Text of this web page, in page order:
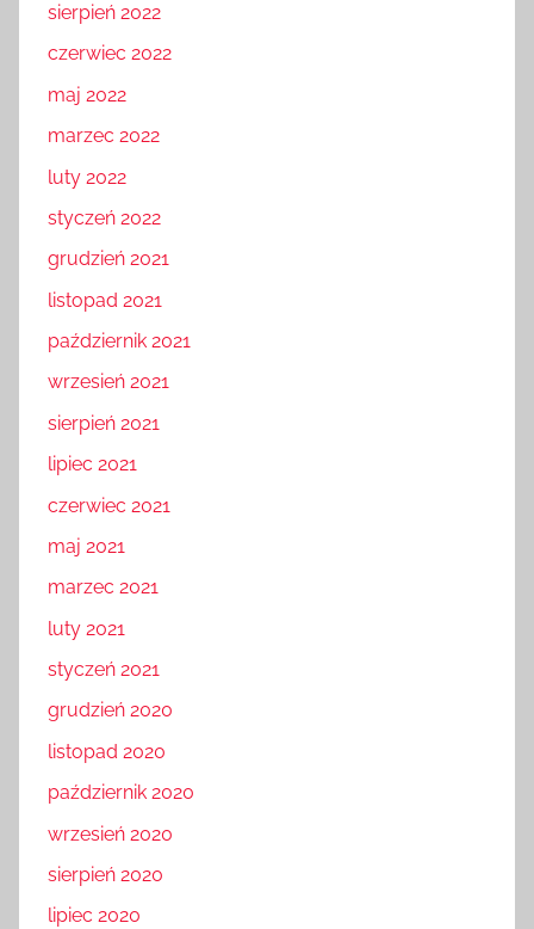
sierpień 2022
czerwiec 2022
maj 2022
marzec 2022
luty 2022
styczeń 2022
grudzień 2021
listopad 2021
październik 2021
wrzesień 2021
sierpień 2021
lipiec 2021
czerwiec 2021
maj 2021
marzec 2021
luty 2021
styczeń 2021
grudzień 2020
listopad 2020
październik 2020
wrzesień 2020
sierpień 2020
lipiec 2020